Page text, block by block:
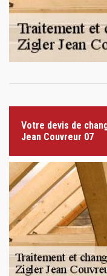
Votre devis de
Jean Couvreur 07